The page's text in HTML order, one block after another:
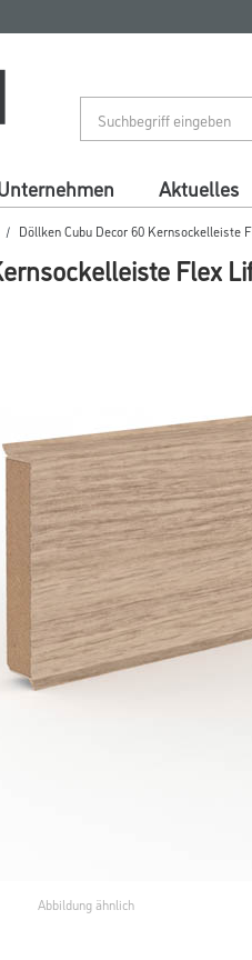
Aktuelles
Döllken Cubu Decor 60 Kernsockelleiste
Flex
Abbildung ähnlich